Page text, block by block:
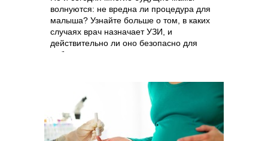
волнуются: не вредна ли процедура для
малыша? Узнайте больше о том, в каких
случаях врач назначает УЗИ, и
действительно ли оно безопасно для
ребенка